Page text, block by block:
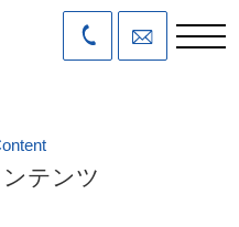
テンツ